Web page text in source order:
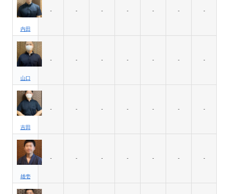
内田
- - - - - - -
山口
- - - - - - -
吉田
- - - - - - -
雄壱
- - - - - - -